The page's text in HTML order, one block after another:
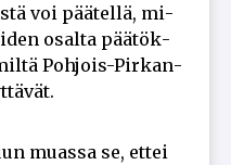
voi pää­tel­lä, mi­
osal­ta pää­tök­
Poh­jois-Pir­kan­
mu­as­sa se, et­tei